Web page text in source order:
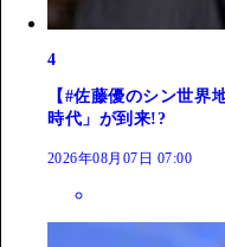
4
【#佐藤優のシン世界
時代」が到来!?
2026年08月07日 07:00